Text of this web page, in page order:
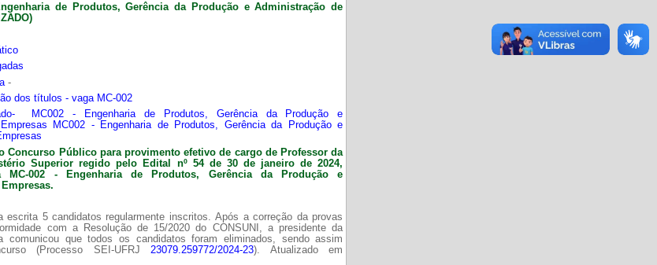
de Produtos, Gerência da Produção e Administração de
-
dos títulos - vaga MC-002
MC002 - Engenharia de Produtos, Gerência da Produção e
MC002 - Engenharia de Produtos, Gerência da Produção e
Concurso Público para provimento efetivo de cargo de Professor da
Superior regido pelo Edital nº 54 de 30 de janeiro de 2024,
MC-002 -
Engenharia de Produtos, Gerência da Produção e
escrita 5 candidatos regularmente inscritos. Após a correção da provas
com a Resolução de 15/2020 do CONSUNI, a presidente da
comunicou que todos os candidatos foram eliminados, sendo assim
(Processo SEI-UFRJ23079.259772/2024-23). Atualizado em